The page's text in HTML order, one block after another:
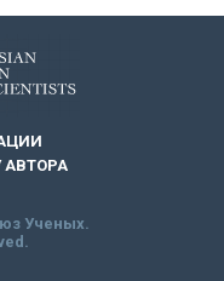
АВТОРА
Ученых.